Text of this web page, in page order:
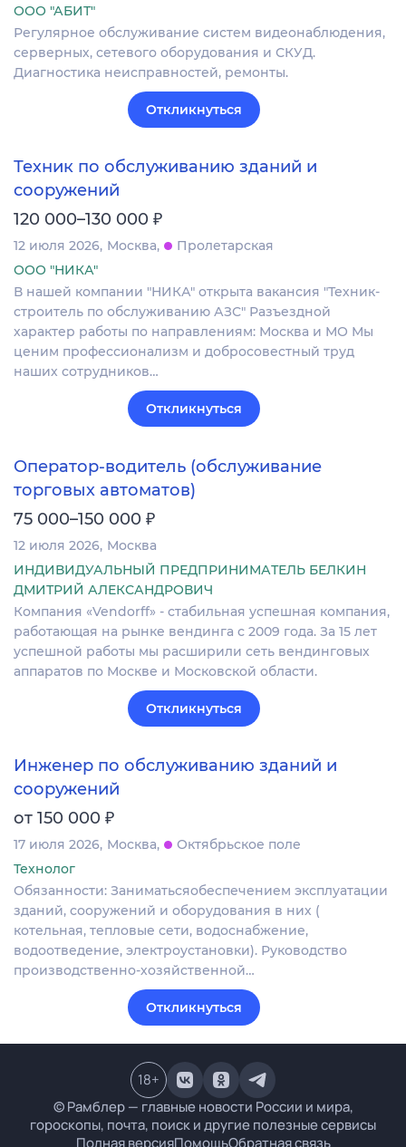
ООО "АБИТ"
Регулярное обслуживание систем видеонаблюдения,
серверных, сетевого оборудования и СКУД.
Диагностика неисправностей, ремонты.
Откликнуться
Техник по обслуживанию зданий и
сооружений
120 000–130 000 ₽
12 июля 2026 Москва
Пролетарская
ООО "НИКА"
В нашей компании "НИКА" открыта вакансия "Техник-
строитель по обслуживанию АЗС" Разъездной
характер работы по направлениям: Москва и МО Мы
ценим профессионализм и добросовестный труд
наших сотрудников…
Откликнуться
Оператор-водитель (обслуживание
торговых автоматов)
75 000–150 000 ₽
12 июля 2026 Москва
ИНДИВИДУАЛЬНЫЙ ПРЕДПРИНИМАТЕЛЬ БЕЛКИН
ДМИТРИЙ АЛЕКСАНДРОВИЧ
Компания «Vendorff» - стабильная успешная компания,
работающая на рынке вендинга с 2009 года. За 15 лет
успешной работы мы расширили сеть вендинговых
аппаратов по Москве и Московской области.
Откликнуться
Инженер по обслуживанию зданий и
сооружений
от 150 000 ₽
17 июля 2026 Москва
Октябрьское поле
Технолог
Обязанности: Заниматьсяобеспечением эксплуатации
зданий, сооружений и оборудования в них (
котельная, тепловые сети, водоснабжение,
водоотведение, электроустановки). Руководство
производственно-хозяйственной…
Откликнуться
© Рамблер — главные новости России и мира,
гороскопы, почта, поиск и другие полезные сервисы
Полная версияПомощьОбратная связь
18+